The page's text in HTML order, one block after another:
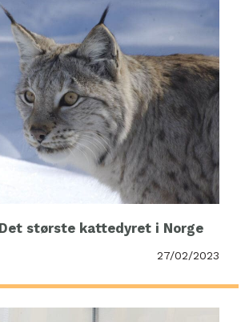
Det største kattedyret i Norge
27/02/2023